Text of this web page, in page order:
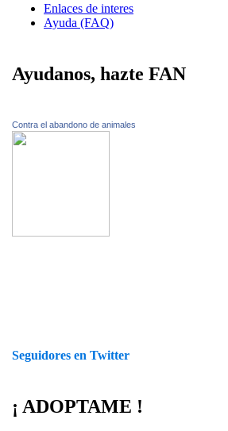
Enlaces de interes
Ayuda (FAQ)
Ayudanos, hazte FAN
Contra el abandono de animales
Seguidores en Twitter
¡ ADOPTAME !